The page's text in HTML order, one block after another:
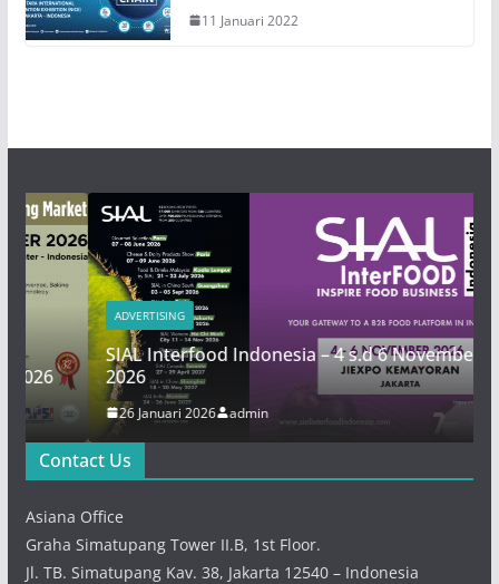
11 Januari 2022
ADVERTISING
SIAL Interfood Indonesia – 4 s.d 6 November
2026
26 Januari 2026 admin
Contact Us
Asiana Office
Graha Simatupang Tower II.B, 1st Floor.
Jl. TB. Simatupang Kav. 38, Jakarta 12540 – Indonesia